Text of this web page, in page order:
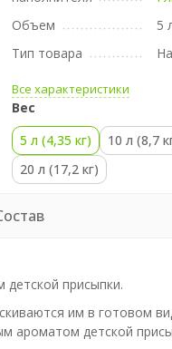
Объем
5
Тип товара
Все характеристики
Вес
5 л (4,35 кг)
10 л (8,7
20 л (17,2 кг)
присыпки.
им в готовом
ароматом детской